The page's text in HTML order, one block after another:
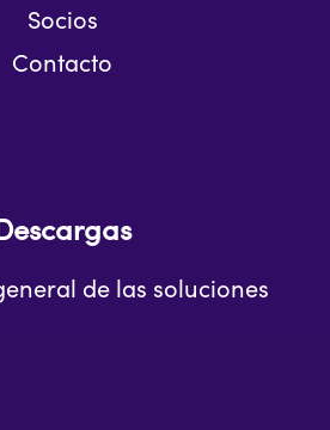
Socios
Contacto
de las soluciones